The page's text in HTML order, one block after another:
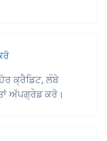
ਕ੍ਰੈਡਿਟ, ਲੰਬੇ
ਅੱਪਗ੍ਰੇਡ ਕਰੋ।